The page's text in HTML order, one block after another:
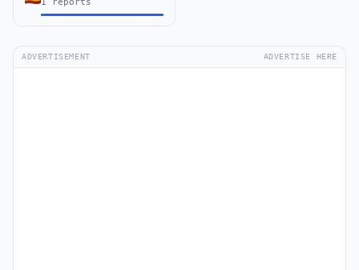
1 reports
ADVERTISEMENT ADVERTISE HERE